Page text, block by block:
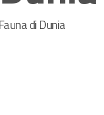
di Dunia